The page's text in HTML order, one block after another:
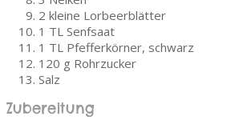
2 kleine Lorbeerblätter
1 TL Senfsaat
1 TL Pfefferkörner, schwarz
120 g Rohrzucker
Salz
Zubereitung